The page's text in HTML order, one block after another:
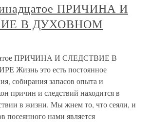
ПРИЧИНА И
В ДУХОВНОМ
ПРИЧИНА И СЛЕДСТВИЕ В
это есть постоянное
собирания запасов опыта и
причин и следствий находится в
в жизни. Мы жнем то, что сеяли, и
посеянного нами является